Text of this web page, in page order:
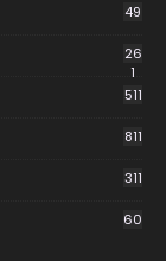
49
26
1
511
811
311
60